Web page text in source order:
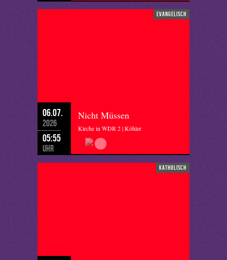
evangelisch
06.07.
2026
05:55
Uhr
Nicht Müssen
Kirche in WDR 2 | Köhler
katholisch